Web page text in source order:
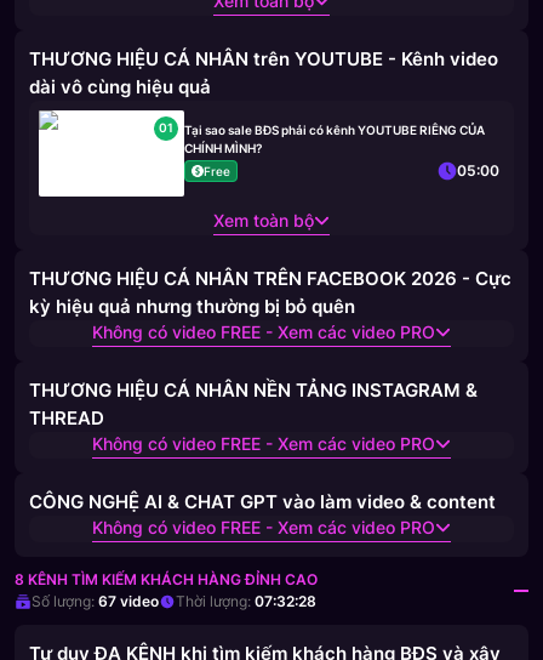
THƯƠNG HIỆU CÁ NHÂN trên YOUTUBE - Kênh video
dài vô cùng hiệu quả
01
Tại sao sale BĐS phải có kênh YOUTUBE RIÊNG CỦA
CHÍNH MÌNH?
Free
05:00
Xem toàn bộ
THƯƠNG HIỆU CÁ NHÂN TRÊN FACEBOOK 2026 - Cực
kỳ hiệu quả nhưng thường bị bỏ quên
Không có video FREE - Xem các video PRO
THƯƠNG HIỆU CÁ NHÂN NỀN TẢNG INSTAGRAM &
THREAD
Không có video FREE - Xem các video PRO
CÔNG NGHỆ AI & CHAT GPT vào làm video & content
Không có video FREE - Xem các video PRO
8 KÊNH TÌM KIẾM KHÁCH HÀNG ĐỈNH CAO
Số lượng: 67 video Thời lượng: 07:32:28
Tư duy ĐA KÊNH khi tìm kiếm khách hàng BĐS và xây